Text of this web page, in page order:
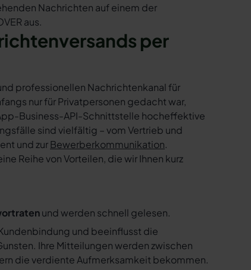
Nachrichten auf einem der
aus.
per
professionellen Nachrichtenkanal für
nur für Privatpersonen gedacht war,
Business-API-Schnittstelle hocheffektive
sind vielfältig – vom Vertrieb und
und zurBewerberkommunikation.
Reihe von Vorteilen, die wir Ihnen kurz
und werden schnell gelesen.
und beeinflusst die
Ihre Mitteilungen werden zwischen
die verdiente Aufmerksamkeit bekommen.